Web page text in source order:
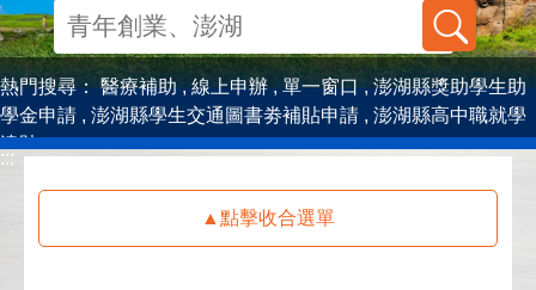
熱門搜尋：醫療補助 線上申辦 單一窗口
澎湖縣獎助學生助
學金申請
澎湖縣學生交通圖書劵補貼申請
澎湖縣高中職就學
津貼
:::
點擊收合選單